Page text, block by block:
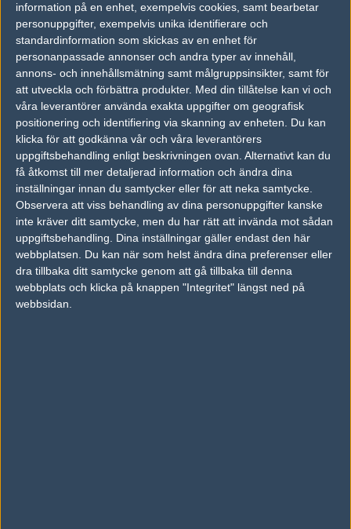
information på en enhet, exempelvis cookies, samt bearbetar
personuppgifter, exempelvis unika identifierare och
standardinformation som skickas av en enhet för
personanpassade annonser och andra typer av innehåll,
annons- och innehållsmätning samt målgruppsinsikter, samt för
att utveckla och förbättra produkter. Med din tillåtelse kan vi och
våra leverantörer använda exakta uppgifter om geografisk
positionering och identifiering via skanning av enheten. Du kan
klicka för att godkänna vår och våra leverantörers
uppgiftsbehandling enligt beskrivningen ovan. Alternativt kan du
få åtkomst till mer detaljerad information och ändra dina
inställningar innan du samtycker eller för att neka samtycke.
Observera att viss behandling av dina personuppgifter kanske
inte kräver ditt samtycke, men du har rätt att invända mot sådan
uppgiftsbehandling. Dina inställningar gäller endast den här
webbplatsen. Du kan när som helst ändra dina preferenser eller
dra tillbaka ditt samtycke genom att gå tillbaka till denna
webbplats och klicka på knappen "Integritet" längst ned på
webbsidan.
FOTOGRAF
John "dronee" Gooderson
Old School, Merseyside
Follow on@dronee_
TAGGAR
, , DREAMHACK OPEN WINTER 2017
AD
0 kommentarer —skriv kommentar
Ingen har skrivit någon kommentar ännu.
Skriv en kommentar Upp